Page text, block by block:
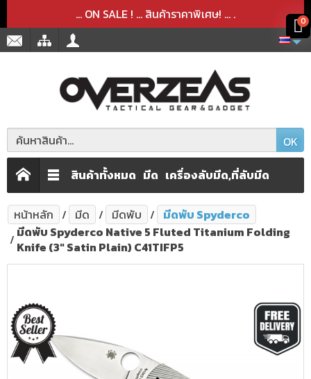
... ON SALE ! ... สินค้าราคาพิเศษ! ... .
OK
สินค้าทั้งหมด มีด เครื่องลับมีด,ที่ลับมีด
หน้าหลัก มีด มีดพับ
มีดพับ Spyderco
มีดพับ Spyderco Native 5 Fluted Titanium Folding
Knife (3" Satin Plain) C41TIFP5
สินค้าได้เพิ่มลงในตะกร้าเรียบร้อยแล้ว
สินค้าได้ถูกลบออกจากตะกร้าเรียบร้อยแล้ว
0